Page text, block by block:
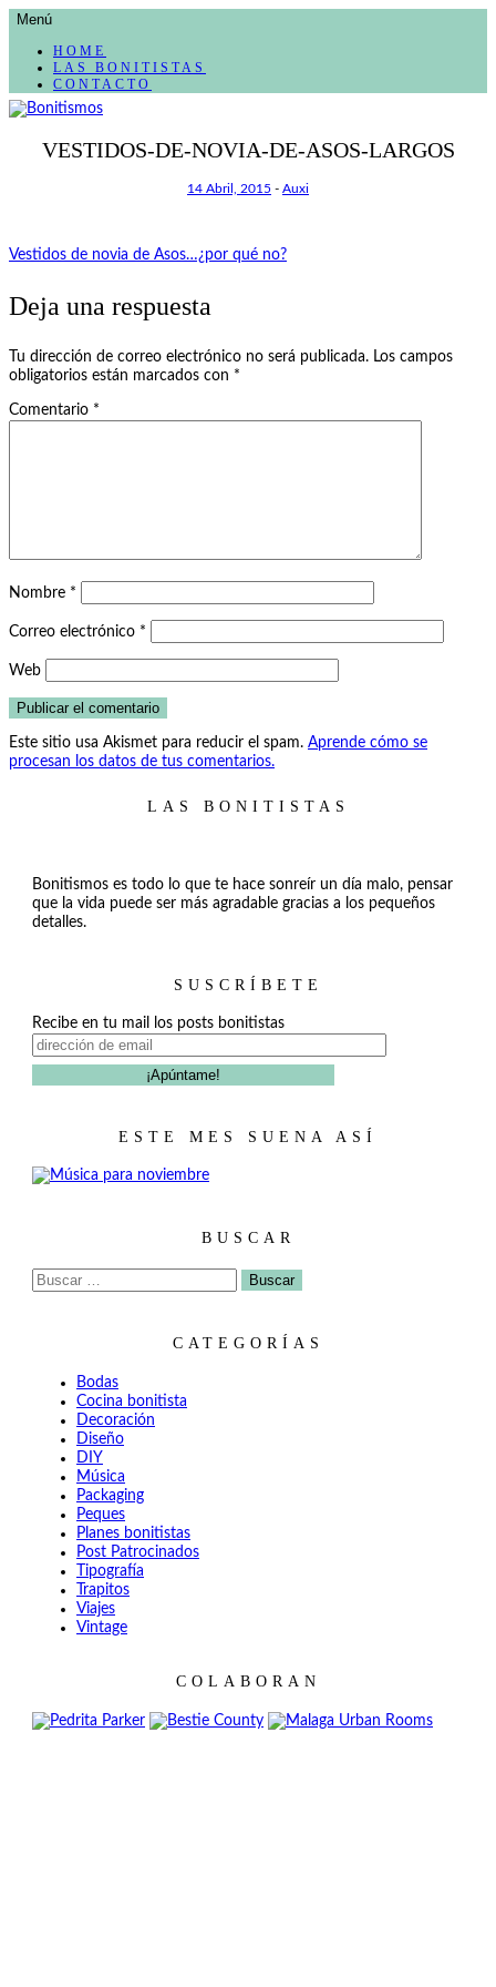
Menú
CONTENIDO
HOME
LAS BONITISTAS
CONTACTO
Bonitismos
El blog de las cosas bonitas
VESTIDOS-DE-NOVIA-DE-ASOS-LARGOS
14 Abril, 2015 - Auxi
Navegación
de
Vestidos de novia de Asos…¿por qué no?
Deja una respuesta
Tu dirección de correo electrónico no será publicada. Los campos
obligatorios están marcados con *
Comentario *
Nombre *
Correo electrónico *
Web
Este sitio usa Akismet para reducir el spam. Aprende cómo se
procesan los datos de tus comentarios.
LAS BONITISTAS
Bonitismos es todo lo que te hace sonreír un día malo, pensar
que la vida puede ser más agradable gracias a los pequeños
detalles.
SUSCRÍBETE
Recibe en tu mail los posts bonitistas
ESTE MES SUENA ASÍ
BUSCAR
Buscar:
CATEGORÍAS
Bodas
Cocina bonitista
Decoración
Diseño
DIY
Música
Packaging
Peques
Planes bonitistas
Post Patrocinados
Tipografía
Trapitos
Viajes
Vintage
COLABORAN